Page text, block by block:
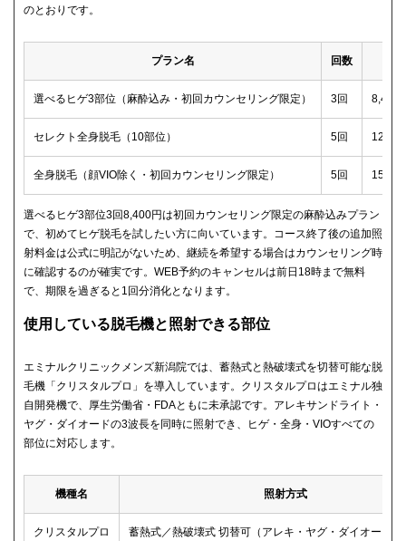
のとおりです。
プラン名 回数
選べるヒゲ3部位（麻酔込み・初回カウンセリング限定） 3回 8,400
セレクト全身脱毛（10部位） 5回
全身脱毛（顔VIO除く・初回カウンセリング限定） 5回
選べるヒゲ3部位3回8,400円は初回カウンセリング限定の麻酔込みプラン
で、初めてヒゲ脱毛を試したい方に向いています。コース終了後の追加照
射料金は公式に明記がないため、継続を希望する場合はカウンセリング時
に確認するのが確実です。WEB予約のキャンセルは前日18時まで無料
で、期限を過ぎると1回分消化となります。
使用している脱毛機と照射できる部位
エミナルクリニックメンズ新潟院では、蓄熱式と熱破壊式を切替可能な脱
毛機「クリスタルプロ」を導入しています。クリスタルプロはエミナル独
自開発機で、厚生労働省・FDAともに未承認です。アレキサンドライト・
ヤグ・ダイオードの3波長を同時に照射でき、ヒゲ・全身・VIOすべての
部位に対応します。
機種名 照射方式
クリスタルプロ 蓄熱式／熱破壊式 切替可（アレキ・ヤグ・ダイオード